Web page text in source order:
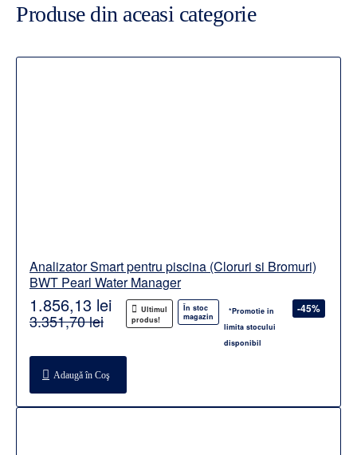
Produse din aceasi categorie
Analizator Smart pentru piscina (Cloruri si Bromuri)
BWT Pearl Water Manager
Ultimul
produs!
În stoc
magazin
*Promotie in
limita stocului
disponibil
-45%
1.856,13 lei
3.351,70 lei
Adaugă în Coş